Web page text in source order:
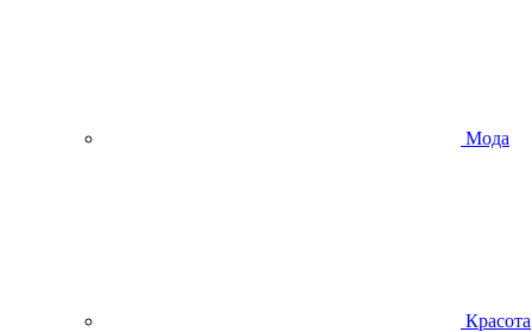
Мода
Красота